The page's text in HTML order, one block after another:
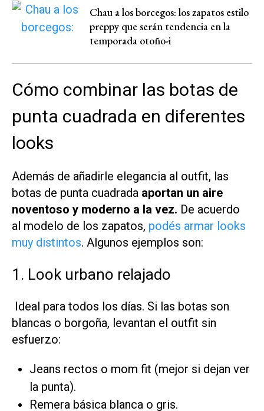
Chau a los borcegos: los zapatos estilo
preppy que serán tendencia en la
temporada otoño-i
Cómo combinar las botas de
punta cuadrada en diferentes
looks
Además de añadirle elegancia al outfit, las
botas de punta cuadrada aportan un aire
noventoso y moderno a la vez. De acuerdo
al modelo de los zapatos, podés armar looks
muy distintos. Algunos ejemplos son:
1. Look urbano relajado
Ideal para todos los días. Si las botas son
blancas o borgoña, levantan el outfit sin
esfuerzo:
Jeans rectos o mom fit (mejor si dejan ver
la punta).
Remera básica blanca o gris.